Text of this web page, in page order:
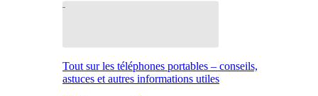
Tout sur les téléphones portables – conseils,
astuces et autres informations utiles